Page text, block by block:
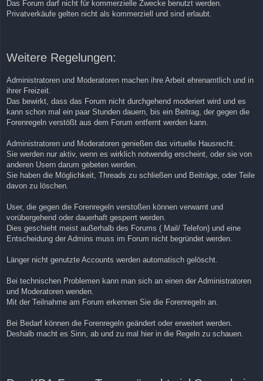
Das Forum darf nicht für kommerzielle Zwecke benutzt werden.
Privatverkäufe gelten nicht als kommerziell und sind erlaubt.
Weitere Regelungen:
Administratoren und Moderatoren machen ihre Arbeit ehrenamtlich und in
ihrer Freizeit.
Das bewirkt, dass das Forum nicht durchgehend moderiert wird und es
kann schon mal ein paar Stunden dauern, bis ein Beitrag, der gegen die
Forenregeln verstößt aus dem Forum entfernt werden kann.
Administratoren und Moderatoren genießen das virtuelle Hausrecht.
Sie werden nur aktiv, wenn es wirklich notwendig erscheint, oder sie von
anderen Usern darum gebeten werden.
Sie haben die Möglichkeit, Threads zu schließen und Beiträge, oder Teile
davon zu löschen.
User, die gegen die Forenregeln verstoßen können verwarnt und
vorübergehend oder dauerhaft gesperrt werden.
Dies geschieht meist außerhalb des Forums ( Mail/ Telefon) und eine
Entscheidung der Admins muss im Forum nicht begründet werden.
Länger nicht genutzte Accounts werden automatisch gelöscht.
Bei technischen Problemen kann man sich an einen der Administratoren
und Moderatoren wenden.
Mit der Teilnahme am Forum erkennen Sie die Forenregeln an.
Bei Bedarf können die Forenregeln geändert oder erweitert werden.
Deshalb macht es Sinn, ab und zu mal hier in die Regeln zu schauen.